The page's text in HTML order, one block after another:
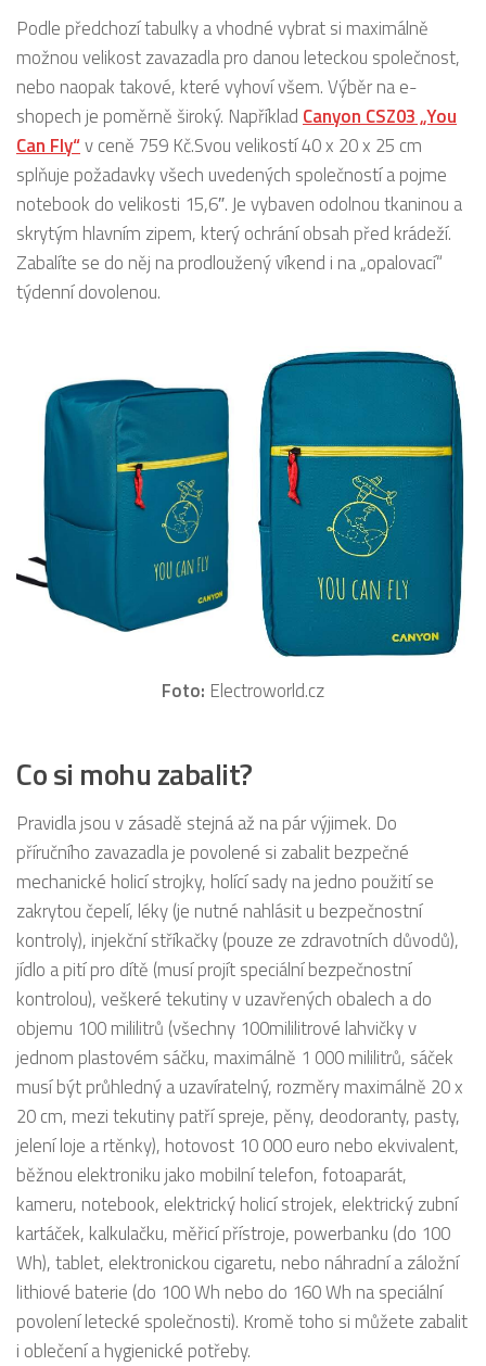
Podle předchozí tabulky a vhodné vybrat si maximálně
možnou velikost zavazadla pro danou leteckou společnost,
nebo naopak takové, které vyhoví všem. Výběr na e-
shopech je poměrně široký. Například Canyon CSZ03 „You
Can Fly“v ceně 759 Kč.Svou velikostí 40 x 20 x 25 cm
splňuje požadavky všech uvedených společností a pojme
notebook do velikosti 15,6″. Je vybaven odolnou tkaninou a
skrytým hlavním zipem, který ochrání obsah před krádeží.
Zabalíte se do něj na prodloužený víkend i na „opalovací“
týdenní dovolenou.
Foto: Electroworld.cz
Co si mohu zabalit?
Pravidla jsou v zásadě stejná až na pár výjimek. Do
příručního zavazadla je povolené si zabalit bezpečné
mechanické holicí strojky, holící sady na jedno použití se
zakrytou čepelí, léky (je nutné nahlásit u bezpečnostní
kontroly), injekční stříkačky (pouze ze zdravotních důvodů),
jídlo a pití pro dítě (musí projít speciální bezpečnostní
kontrolou), veškeré tekutiny v uzavřených obalech a do
objemu 100 mililitrů (všechny 100mililitrové lahvičky v
jednom plastovém sáčku, maximálně 1 000 mililitrů, sáček
musí být průhledný a uzavíratelný, rozměry maximálně 20 x
20 cm, mezi tekutiny patří spreje, pěny, deodoranty, pasty,
jelení loje a rtěnky), hotovost 10 000 euro nebo ekvivalent,
běžnou elektroniku jako mobilní telefon, fotoaparát,
kameru, notebook, elektrický holicí strojek, elektrický zubní
kartáček, kalkulačku, měřicí přístroje, powerbanku (do 100
Wh), tablet, elektronickou cigaretu, nebo náhradní a záložní
lithiové baterie (do 100 Wh nebo do 160 Wh na speciální
povolení letecké společnosti). Kromě toho si můžete zabalit
i oblečení a hygienické potřeby.